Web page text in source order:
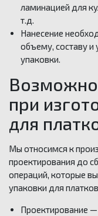
ламинацией для
т.д.
Нанесение
объему, составу
упаковки.
при
для
Мы относимся к
проектирования до
операций, которые
упаковки для
Проектирование